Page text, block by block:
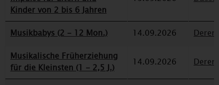
Kinder von 2 bis 6 Jahren
Musikbabys (2 - 12 Mon.) 14.09.2026
Musikalische Früherziehung
für die Kleinsten (1 - 2,5 J.)
14.09.2026